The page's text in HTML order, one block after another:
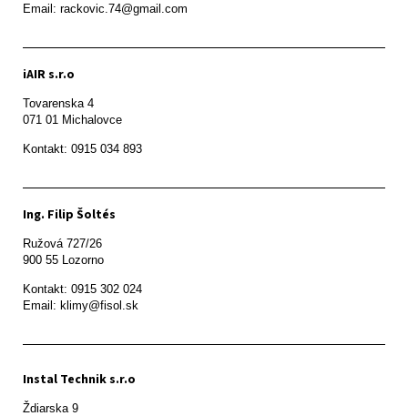
Email: rackovic.74@gmail.com
iAIR s.r.o
Tovarenska 4
071 01 Michalovce
Ing. Filip Šoltés
Ružová 727/26
900 55 Lozorno
Kontakt: 0915 302 024
Email: klimy@fisol.sk
Instal Technik s.r.o
Ždiarska 9